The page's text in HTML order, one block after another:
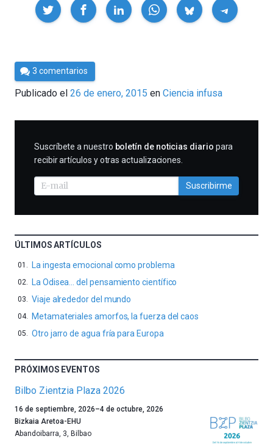
Compartir
Por
César
Tomé
3 comentarios
Publicado el 26 de enero, 2015 en Ciencia infusa
SUSCRIBIRME
Suscríbete a nuestro boletín de noticias diario para
recibir artículos y otras actualizaciones.
Suscribirme
ÚLTIMOS ARTÍCULOS
La ingesta emocional como problema
La Odisea… del pensamiento científico
Viaje alrededor del mundo
Metamateriales amorfos, la fuerza del caos
Otro jarro de agua fría para Europa
PRÓXIMOS EVENTOS
Bilbo Zientzia Plaza 2026
Un
año
más,
16 de septiembre, 2026–4 de octubre, 2026
Bizkaia Aretoa-EHU
Abandoibarra, 3, Bilbao